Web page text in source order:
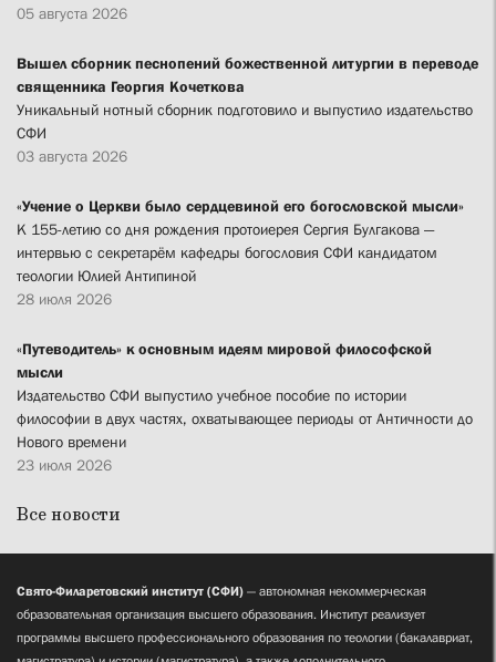
05 августа 2026
Вышел сборник песнопений божественной литургии в переводе
священника Георгия Кочеткова
Уникальный нотный сборник подготовило и выпустило издательство
СФИ
03 августа 2026
«Учение о Церкви было сердцевиной его богословской мысли»
К 155-летию со дня рождения протоиерея Сергия Булгакова —
интервью с секретарём кафедры богословия СФИ кандидатом
теологии Юлией Антипиной
28 июля 2026
«Путеводитель» к основным идеям мировой философской
мысли
Издательство СФИ выпустило учебное пособие по истории
философии в двух частях, охватывающее периоды от Античности до
Нового времени
23 июля 2026
Все новости
Свято-Филаретовский институт (СФИ) — автономная некоммерческая
образовательная организация высшего образования. Институт реализует
программы высшего профессионального образования по теологии (бакалавриат,